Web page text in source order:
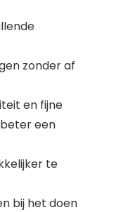
zonder af
en fijne
een
te
bij het doen